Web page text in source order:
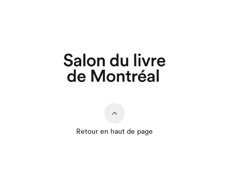
Retour en haut de page